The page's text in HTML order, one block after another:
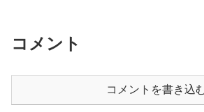
コメント
コメントを書き込